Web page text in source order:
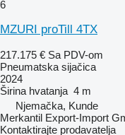
6
MZURI proTill 4TX
217.175 € Sa PDV-om
Pneumatska sijačica
2024
Širina hvatanja 4 m
Njemačka, Kunde
Merkantil Export-Import
Kontaktirajte prodavatelja